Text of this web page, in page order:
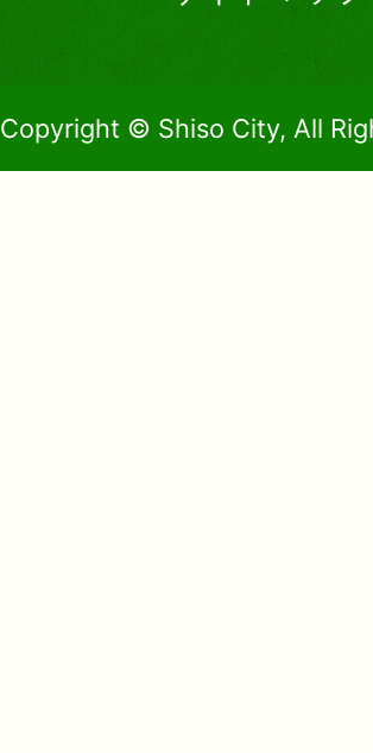
Copyright © Shiso City, All